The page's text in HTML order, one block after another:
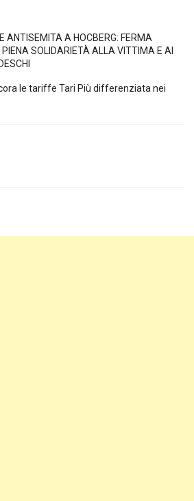
ANTISEMITA A HÖCBERG: FERMA
SOLIDARIETÀ ALLA VITTIMA E AI
le tariffe Tari Più differenziata nei